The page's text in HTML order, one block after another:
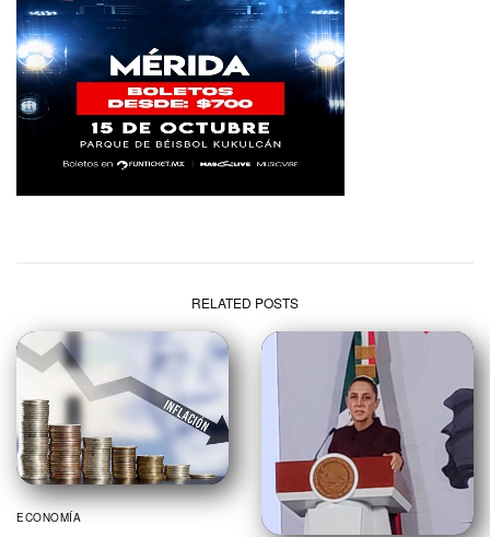
RELATED POSTS
ECONOMÍA